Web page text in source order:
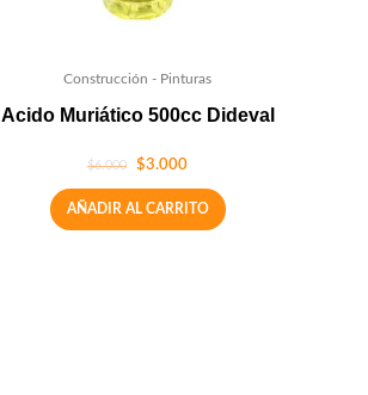
Construcción - Pinturas
Acido Muriático 500cc Dideval
$6.000 $3.000
AÑADIR AL CARRITO